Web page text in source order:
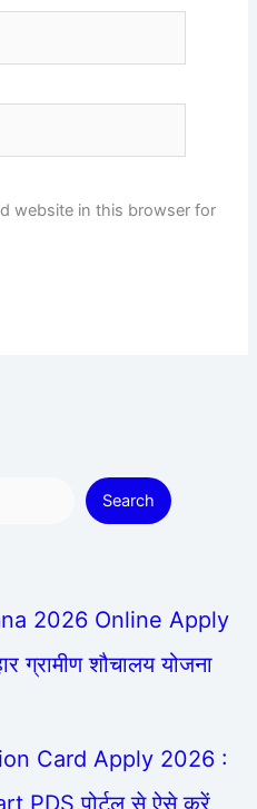
website in this browser for
Search
2026 Online Apply
ग्रामीण शौचालय योजना
Card Apply 2026 :